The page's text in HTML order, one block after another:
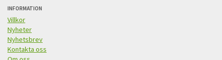
INFORMATION
Villkor
Nyheter
Nyhetsbrev
Kontakta oss